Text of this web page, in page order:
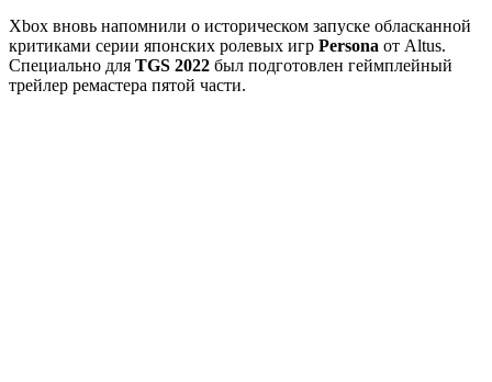
Xbox вновь напомнили о историческом запуске обласканной
критиками серии японских ролевых игр Persona от Altus.
Специально для TGS 2022 был подготовлен геймплейный
трейлер ремастера пятой части.